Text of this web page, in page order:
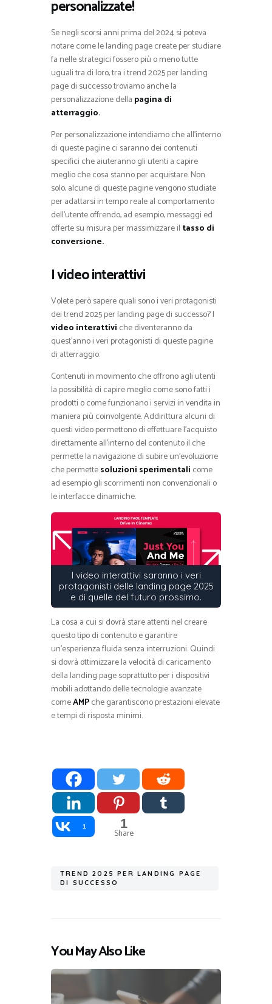
personalizzate!
Se negli scorsi anni prima del 2024 si poteva
notare come le landing page create per studiare
fa nelle strategici fossero più o meno tutte
uguali tra di loro, tra i trend 2025 per landing
page di successo troviamo anche la
personalizzazione della pagina di
atterraggio.
Per personalizzazione intendiamo che all’interno
di queste pagine ci saranno dei contenuti
specifici che aiuteranno gli utenti a capire
meglio che cosa stanno per acquistare. Non
solo, alcune di queste pagine vengono studiate
per adattarsi in tempo reale al comportamento
dell’utente offrendo, ad esempio, messaggi ed
offerte su misura per massimizzare il tasso di
conversione.
I video interattivi
Volete però sapere quali sono i veri protagonisti
dei trend 2025 per landing page di successo? I
video interattivi che diventeranno da
quest’anno i veri protagonisti di queste pagine
di atterraggio.
Contenuti in movimento che offrono agli utenti
la possibilità di capire meglio come sono fatti i
prodotti o come funzionano i servizi in vendita in
maniera più coinvolgente. Addirittura alcuni di
questi video permettono di effettuare l’acquisto
direttamente all’interno del contenuto il che
permette la navigazione di subire un’evoluzione
che permettesoluzioni sperimentali come
ad esempio gli scorrimenti non convenzionali o
le interfacce dinamiche.
I video interattivi saranno i veri
protagonisti delle landing page 2025
e di quelle del futuro prossimo.
La cosa a cui si dovrà stare attenti nel creare
questo tipo di contenuto e garantire
un’esperienza fluida senza interruzioni. Quindi
si dovrà ottimizzare la velocità di caricamento
della landing page soprattutto per i dispositivi
mobili adottando delle tecnologie avanzate
comeAMPche garantiscono prestazioni elevate
e tempi di risposta minimi.
1 1
Share
TREND 2025 PER LANDING PAGE
DI SUCCESSO
You May Also Like